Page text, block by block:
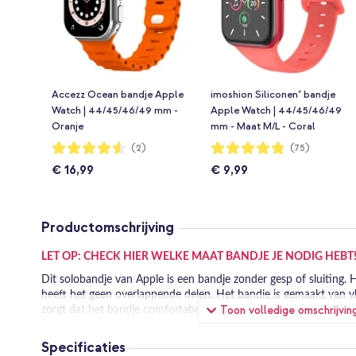
Accezz Ocean bandje Apple
Watch | 44/45/46/49 mm -
Oranje
Waardering:
90%
(2)
€ 16,99
imoshion Siliconen⁺ bandje
Apple Watch | 44/45/46/49
mm - Maat M/L - Coral
Waardering:
96%
(75)
€ 9,99
Productomschrijving
Toon volledige
LET OP: CHECK HIER WELKE MAAT BANDJE JE NODIG HEBT!
Dit solobandje van Apple is een bandje zonder gesp of sluiting.
heeft het geen overlappende delen. Het bandje is gemaakt van
zorgt dat het bandje comfortabel aanvoelt. De speciale UV-
Uniek ontwerp zonder sluiting
Specificaties